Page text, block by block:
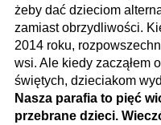
żeby dać dzieciom
zamiast obrzydliwości.
2014 roku,
wsi. Ale kiedy zacząłem
świętych, dzieciakom
Nasza parafia to pięć
przebrane dzieci.